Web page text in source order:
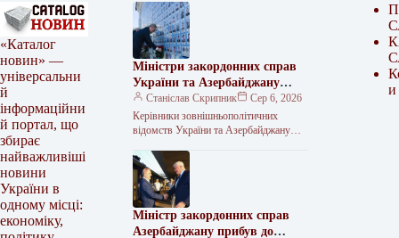
«Каталог
новин» —
універсальни
й
інформаційни
й портал, що
збирає
найважливіші
новини
України в
одному місці:
економіку,
Міністри закордонних справ
України та Азербайджану
вшанували пам’ять загиблих
захисників України.
Станіслав Скрипник
Сер 6, 2026
Керівники зовнішньополітичних
відомств України та Азербайджану
захисників України, поклавши квіти до
Меморіалу. Про це інформує МЗС
Міністр закордонних справ
Азербайджану прибув до
и